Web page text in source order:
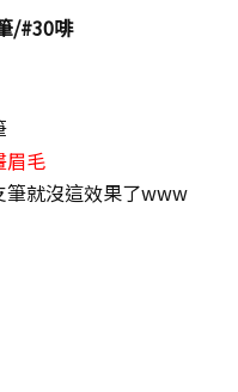
/#30啡
眉毛
筆就沒這效果了www